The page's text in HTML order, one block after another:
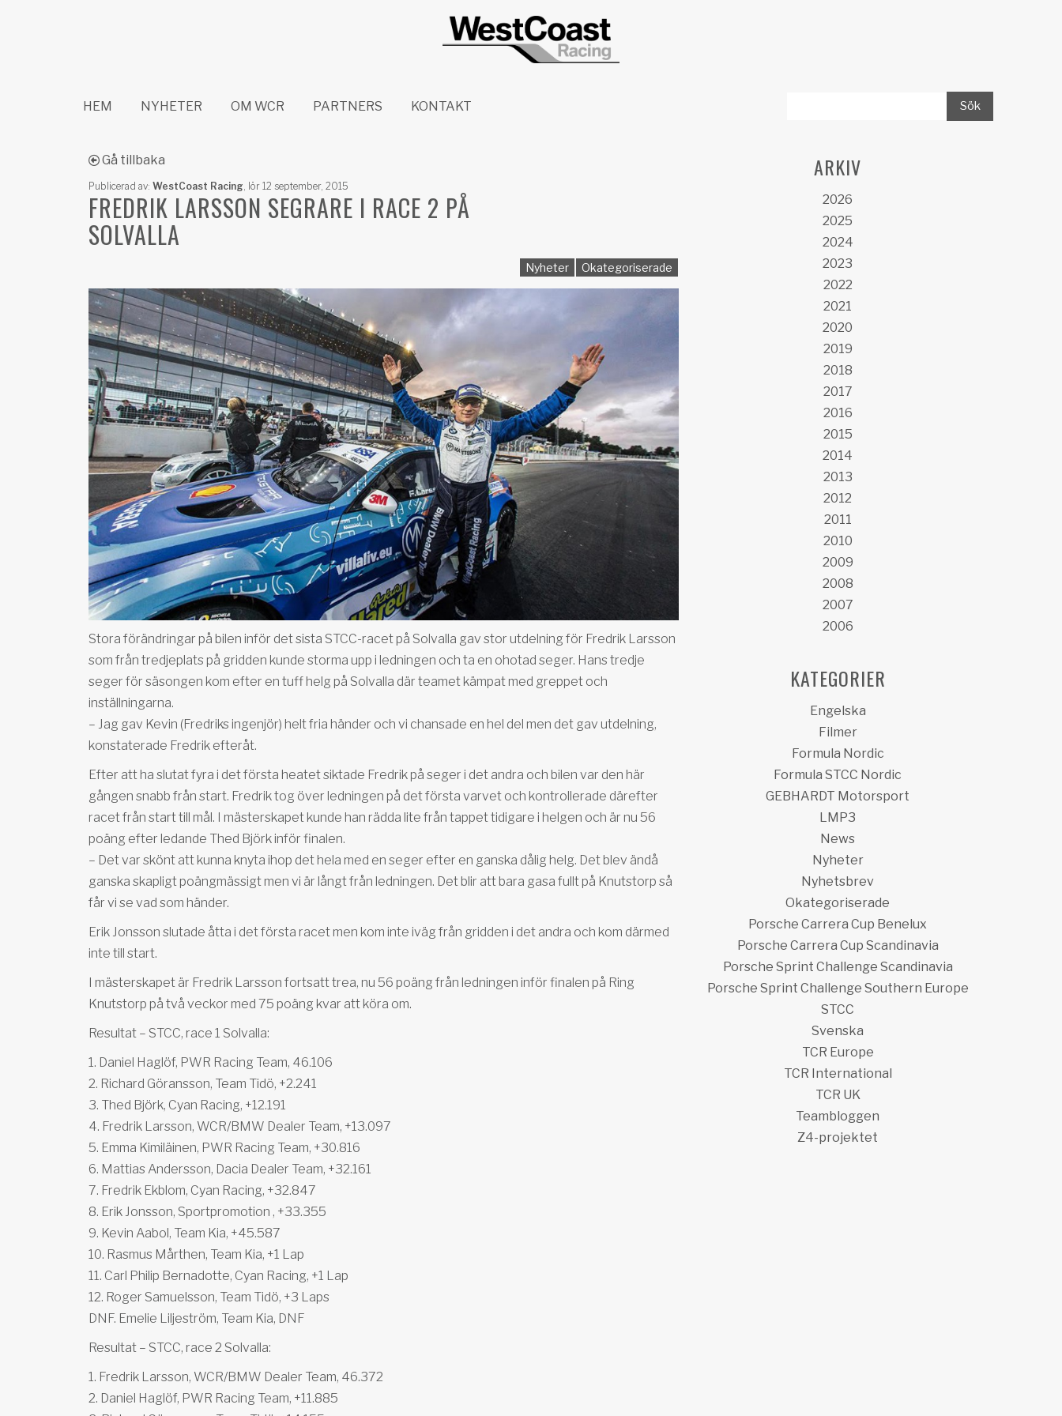
HEM NYHETER OM WCR PARTNERS KONTAKT
Gå tillbaka
Publicerad av: WestCoast Racing, lör 12 september, 2015
FREDRIK LARSSON SEGRARE I RACE 2 PÅ
SOLVALLA
Nyheter Okategoriserade
Stora förändringar på bilen inför det sista STCC-racet på Solvalla gav stor utdelning för Fredrik Larsson
som från tredjeplats på gridden kunde storma upp i ledningen och ta en ohotad seger. Hans tredje
seger för säsongen kom efter en tuff helg på Solvalla där teamet kämpat med greppet och
inställningarna.
– Jag gav Kevin (Fredriks ingenjör) helt fria händer och vi chansade en hel del men det gav utdelning,
konstaterade Fredrik efteråt.
Efter att ha slutat fyra i det första heatet siktade Fredrik på seger i det andra och bilen var den här
gången snabb från start. Fredrik tog över ledningen på det första varvet och kontrollerade därefter
racet från start till mål. I mästerskapet kunde han rädda lite från tappet tidigare i helgen och är nu 56
poäng efter ledande Thed Björk inför finalen.
– Det var skönt att kunna knyta ihop det hela med en seger efter en ganska dålig helg. Det blev ändå
ganska skapligt poängmässigt men vi är långt från ledningen. Det blir att bara gasa fullt på Knutstorp så
får vi se vad som händer.
Erik Jonsson slutade åtta i det första racet men kom inte iväg från gridden i det andra och kom därmed
inte till start.
I mästerskapet är Fredrik Larsson fortsatt trea, nu 56 poäng från ledningen inför finalen på Ring
Knutstorp på två veckor med 75 poäng kvar att köra om.
Resultat – STCC, race 1 Solvalla:
1. Daniel Haglöf, PWR Racing Team, 46.106
2. Richard Göransson, Team Tidö, +2.241
3. Thed Björk, Cyan Racing, +12.191
4. Fredrik Larsson, WCR/BMW Dealer Team, +13.097
5. Emma Kimiläinen, PWR Racing Team, +30.816
6. Mattias Andersson, Dacia Dealer Team, +32.161
7. Fredrik Ekblom, Cyan Racing, +32.847
8. Erik Jonsson, Sportpromotion , +33.355
9. Kevin Aabol, Team Kia, +45.587
10. Rasmus Mårthen, Team Kia, +1 Lap
11. Carl Philip Bernadotte, Cyan Racing, +1 Lap
12. Roger Samuelsson, Team Tidö, +3 Laps
DNF. Emelie Liljeström, Team Kia, DNF
Resultat – STCC, race 2 Solvalla:
1. Fredrik Larsson, WCR/BMW Dealer Team, 46.372
2. Daniel Haglöf, PWR Racing Team, +11.885
ARKIV
2026
2025
2024
2023
2022
2021
2020
2019
2018
2017
2016
2015
2014
2013
2012
2011
2010
2009
2008
2007
2006
KATEGORIER
Engelska
Filmer
Formula Nordic
Formula STCC Nordic
GEBHARDT Motorsport
LMP3
News
Nyheter
Nyhetsbrev
Okategoriserade
Porsche Carrera Cup Benelux
Porsche Carrera Cup Scandinavia
Porsche Sprint Challenge Scandinavia
Porsche Sprint Challenge Southern Europe
STCC
Svenska
TCR Europe
TCR International
TCR UK
Teambloggen
Z4-projektet